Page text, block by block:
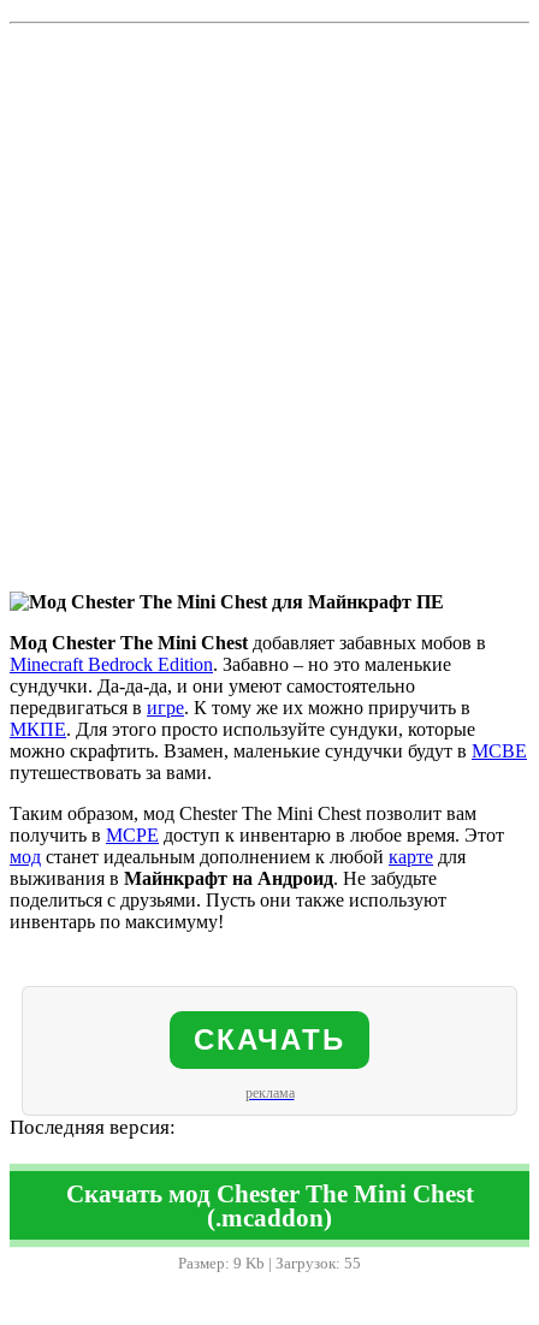
Мод Chester The Mini Chestдобавляет забавных мобов в
Minecraft Bedrock Edition. Забавно – но это маленькие
сундучки. Да-да-да, и они умеют самостоятельно
передвигаться в игре. К тому же их можно приручить в
МКПЕ. Для этого просто используйте сундуки, которые
можно скрафтить. Взамен, маленькие сундучки будут в МСВЕ
путешествовать за вами.
Таким образом, мод Chester The Mini Chest позволит вам
получить в МСРЕ доступ к инвентарю в любое время. Этот
мод станет идеальным дополнением к любой карте для
выживания в Майнкрафт на Андроид. Не забудьте
поделиться с друзьями. Пусть они также используют
инвентарь по максимуму!
СКАЧАТЬ
реклама
Последняя версия:
Скачать мод Chester The Mini Chest
(.mcaddon)
Размер: 9 Kb | Загрузок: 55